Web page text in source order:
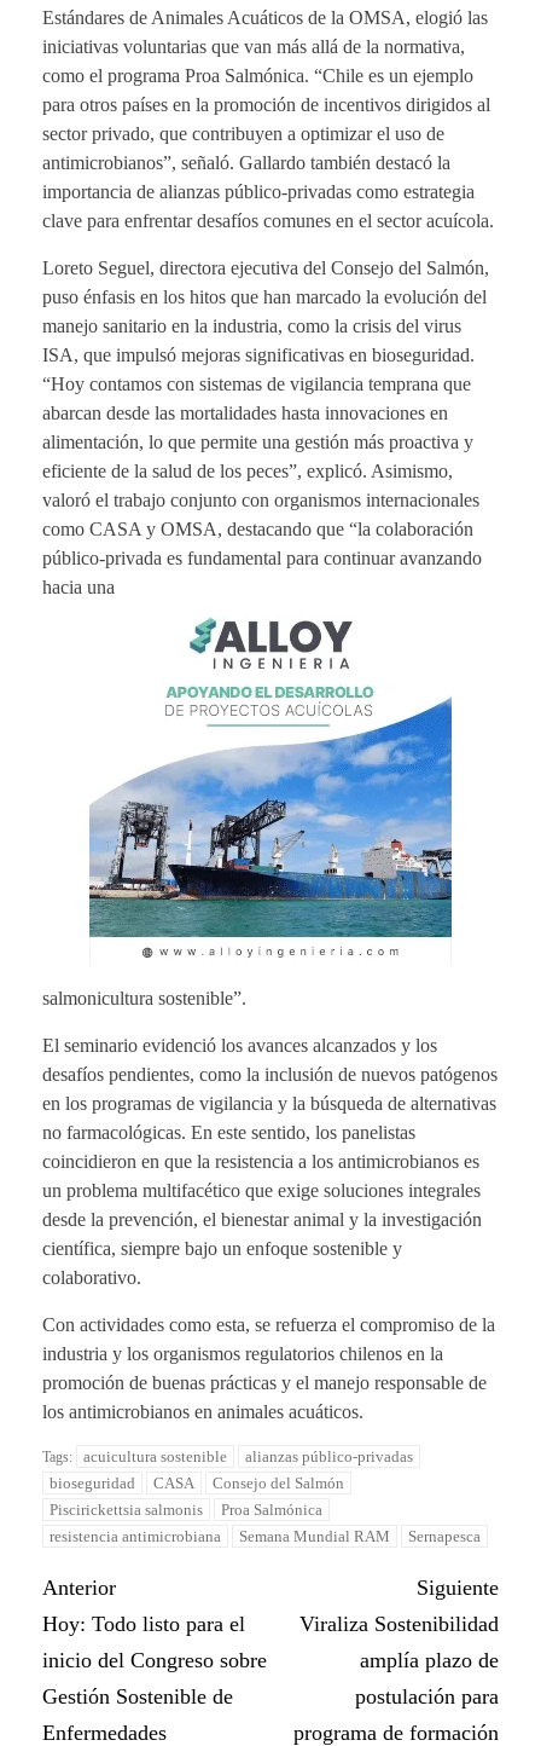
Estándares de Animales Acuáticos de la OMSA, elogió las
iniciativas voluntarias que van más allá de la normativa,
como el programa Proa Salmónica. “Chile es un ejemplo
para otros países en la promoción de incentivos dirigidos al
sector privado, que contribuyen a optimizar el uso de
antimicrobianos”, señaló. Gallardo también destacó la
importancia de alianzas público-privadas como estrategia
clave para enfrentar desafíos comunes en el sector acuícola.
Loreto Seguel, directora ejecutiva del Consejo del Salmón,
puso énfasis en los hitos que han marcado la evolución del
manejo sanitario en la industria, como la crisis del virus
ISA, que impulsó mejoras significativas en bioseguridad.
“Hoy contamos con sistemas de vigilancia temprana que
abarcan desde las mortalidades hasta innovaciones en
alimentación, lo que permite una gestión más proactiva y
eficiente de la salud de los peces”, explicó. Asimismo,
valoró el trabajo conjunto con organismos internacionales
como CASA y OMSA, destacando que “la colaboración
público-privada es fundamental para continuar avanzando
hacia una
salmonicultura sostenible”.
El seminario evidenció los avances alcanzados y los
desafíos pendientes, como la inclusión de nuevos patógenos
en los programas de vigilancia y la búsqueda de alternativas
no farmacológicas. En este sentido, los panelistas
coincidieron en que la resistencia a los antimicrobianos es
un problema multifacético que exige soluciones integrales
desde la prevención, el bienestar animal y la investigación
científica, siempre bajo un enfoque sostenible y
colaborativo.
Con actividades como esta, se refuerza el compromiso de la
industria y los organismos regulatorios chilenos en la
promoción de buenas prácticas y el manejo responsable de
los antimicrobianos en animales acuáticos.
Tags: acuicultura sostenible
alianzas público-privadas
bioseguridad
CASA
Consejo del Salmón
Piscirickettsia salmonis
Proa Salmónica
resistencia antimicrobiana
Semana Mundial RAM Sernapesca
Anterior
Hoy: Todo listo para el
inicio del Congreso sobre
Gestión Sostenible de
Enfermedades
Siguiente
Viraliza Sostenibilidad
amplía plazo de
postulación para
programa de formación